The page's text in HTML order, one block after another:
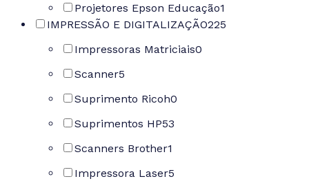
Projetores Epson Educação1
IMPRESSÃO E DIGITALIZAÇÃO225
Impressoras Matriciais0
Scanner5
Suprimento Ricoh0
Suprimentos HP53
Scanners Brother1
Impressora Laser5